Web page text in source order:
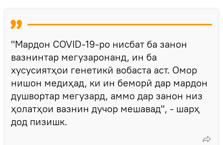
"Мардон COVID-19-ро нисбат ба занон
вазнинтар мегузаронанд, ин ба
хусусиятҳои генетикӣ вобаста аст. Омор
нишон медиҳад, ки ин беморӣ дар мардон
душвортар мегузард, аммо дар занон низ
ҳолатҳои вазнин дучор мешавад", - шарҳ
дод пизишк.